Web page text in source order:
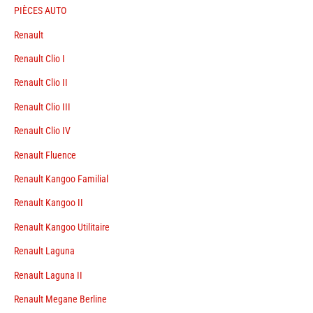
PIÈCES AUTO
Renault
Renault Clio I
Renault Clio II
Renault Clio III
Renault Clio IV
Renault Fluence
Renault Kangoo Familial
Renault Kangoo II
Renault Kangoo Utilitaire
Renault Laguna
Renault Laguna II
Renault Megane Berline